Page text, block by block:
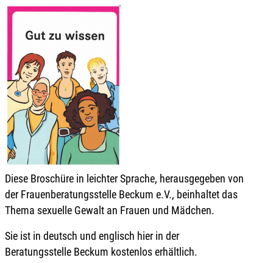
Diese Broschüre in leichter Sprache, herausgegeben von
der Frauenberatungsstelle Beckum e.V., beinhaltet das
Thema sexuelle Gewalt an Frauen und Mädchen.
Sie ist in deutsch und englisch hier in der
Beratungsstelle Beckum kostenlos erhältlich.